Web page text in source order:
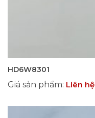
HD6W8301
Giá sản phẩm: Liên hệ